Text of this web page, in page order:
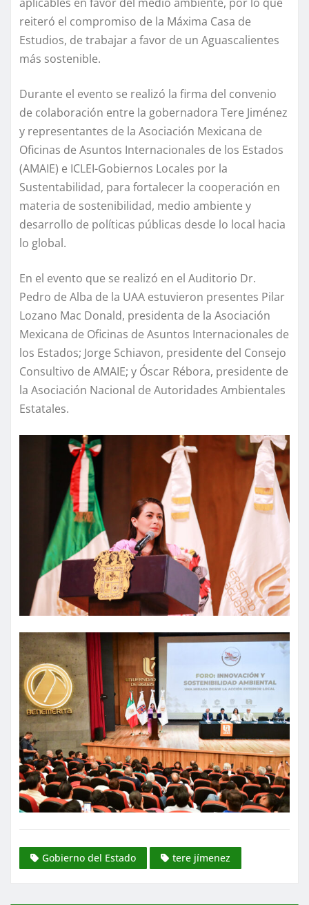
reiteró el compromiso de la Máxima Casa de
Estudios, de trabajar a favor de un Aguascalientes
más sostenible.
Durante el evento se realizó la firma del convenio
de colaboración entre la gobernadora Tere Jiménez
y representantes de la Asociación Mexicana de
Oficinas de Asuntos Internacionales de los Estados
(AMAIE) e ICLEI-Gobiernos Locales por la
Sustentabilidad, para fortalecer la cooperación en
materia de sostenibilidad, medio ambiente y
desarrollo de políticas públicas desde lo local hacia
lo global.
En el evento que se realizó en el Auditorio Dr.
Pedro de Alba de la UAA estuvieron presentes Pilar
Lozano Mac Donald, presidenta de la Asociación
Mexicana de Oficinas de Asuntos Internacionales de
los Estados; Jorge Schiavon, presidente del Consejo
Consultivo de AMAIE; y Óscar Rébora, presidente de
la Asociación Nacional de Autoridades Ambientales
Estatales.
Gobierno del Estado tere jímenez